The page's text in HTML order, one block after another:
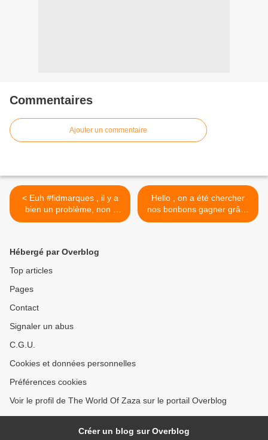
Commentaires
Ajouter un commentaire
< Euh #fidmarques , il y a
bien un problème, non !
C'est exactement le même
pourquoi ? Je peux même
pas profité de mon produit
#lemondedezaza17 #fidelite
Hello , on a été chercher
nos bonbons gagner grâce
à #bravoloto et #gifi . C'est
Hébergé par Overblog
Top articles
Pages
Contact
Signaler un abus
C.G.U.
Cookies et données personnelles
Préférences cookies
Voir le profil de The World Of Zaza sur le portail Overblog
Créer un blog sur Overblog